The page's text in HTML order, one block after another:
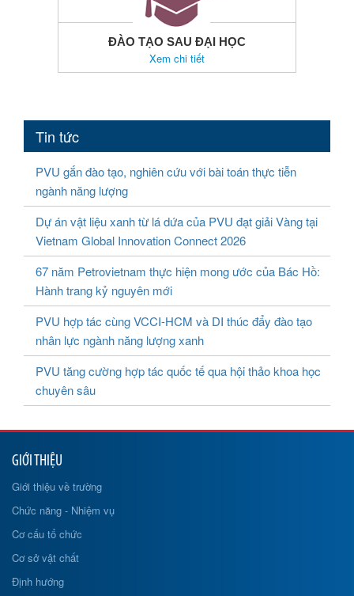
ĐÀO TẠO SAU ĐẠI HỌC
Xem chi tiết
Tin tức
PVU gắn đào tạo, nghiên cứu với bài toán thực tiễn
ngành năng lượng
Dự án vật liệu xanh từ lá dứa của PVU đạt giải Vàng tại
Vietnam Global Innovation Connect 2026
67 năm Petrovietnam thực hiện mong ước của Bác Hồ:
Hành trang kỷ nguyên mới
PVU hợp tác cùng VCCI-HCM và DI thúc đẩy đào tạo
nhân lực ngành năng lượng xanh
PVU tăng cường hợp tác quốc tế qua hội thảo khoa học
chuyên sâu
GIỚI THIỆU
Giới thiệu về trường
Chức năng - Nhiệm vụ
Cơ cấu tổ chức
Cơ sở vật chất
Định hướng